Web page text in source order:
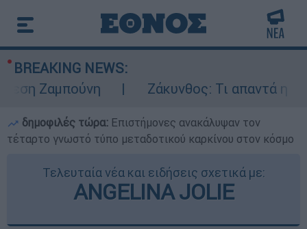
BREAKING NEWS:
Ζάκυνθος: Τι απαντά η ΕΛΑΣ
δημοφιλές τώρα: Επιστήμονες ανακάλυψαν τον
τέταρτο γνωστό τύπο μεταδοτικού καρκίνου στον κόσμο
Τελευταία νέα και ειδήσεις σχετικά με:
ANGELINA JOLIE